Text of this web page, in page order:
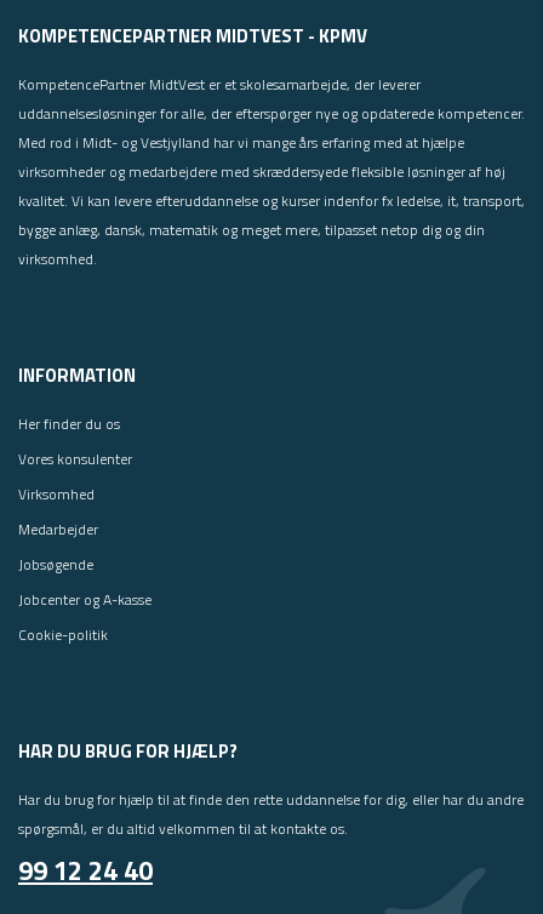
KOMPETENCEPARTNER MIDTVEST - KPMV
KompetencePartner MidtVest er et skolesamarbejde, der leverer
uddannelsesløsninger for alle, der efterspørger nye og opdaterede kompetencer.
Med rod i Midt- og Vestjylland har vi mange års erfaring med at hjælpe
virksomheder og medarbejdere med skræddersyede fleksible løsninger af høj
kvalitet. Vi kan levere efteruddannelse og kurser indenfor fx ledelse, it, transport,
bygge anlæg, dansk, matematik og meget mere, tilpasset netop dig og din
virksomhed.
INFORMATION
Her finder du os
Vores konsulenter
Virksomhed
Medarbejder
Jobsøgende
Jobcenter og A-kasse
Cookie-politik
HAR DU BRUG FOR HJÆLP?
Har du brug for hjælp til at finde den rette uddannelse for dig, eller har du andre
spørgsmål, er du altid velkommen til at kontakte os.
99 12 24 40